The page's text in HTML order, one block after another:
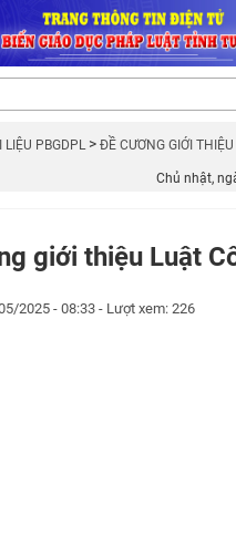
LIỆU PBGDPL ĐỀ CƯƠNG GIỚI
Chủ nhật,
giới thiệu Luật
2025 - 08:33 - Lượt xem: 226